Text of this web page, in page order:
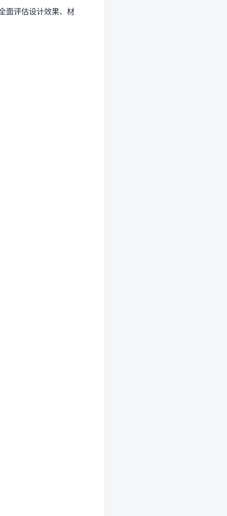
面评估设计效果、材